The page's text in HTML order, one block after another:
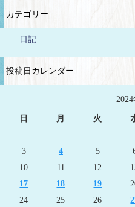
カテゴリー
日記
投稿日カレンダー
2024
日 月 火
3
4 5
10
11 12
17
18 19
24
25 26